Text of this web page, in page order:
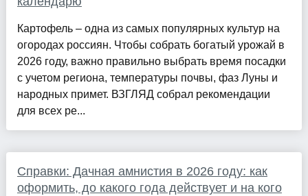
Картофель – одна из самых популярных культур на
огородах россиян. Чтобы собрать богатый урожай в
2026 году, важно правильно выбрать время посадки
с учетом региона, температуры почвы, фаз Луны и
народных примет. ВЗГЛЯД собрал рекомендации
для всех ре...
Справки: Дачная амнистия в 2026 году: как
оформить, до какого года действует и на кого